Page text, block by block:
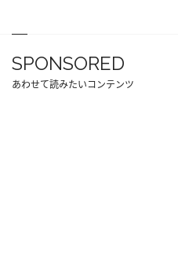
SPONSORED
あわせて読みたいコンテンツ